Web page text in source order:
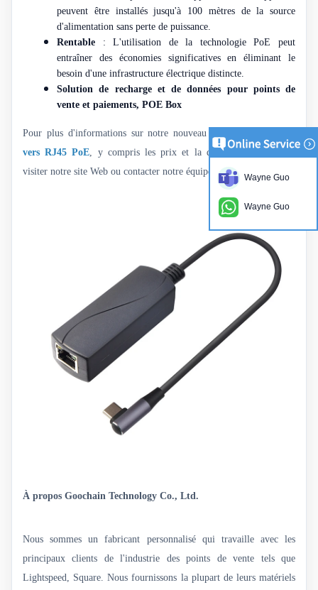
peuvent être installés jusqu'à 100 mètres de la source
d'alimentation sans perte de puissance.
Rentable
: L'utilisation de la technologie PoE peut
entraîner des économies significatives en éliminant le
besoin d'une infrastructure électrique distincte.
Solution de recharge et de données pour points de
vente et paiements, POE Box
Pour plus d'informations sur notre nouveau
vers RJ45 PoE , y compris les prix et la disponibilité, veuillez
visiter notre site Web ou contacter notre équipe commerciale.
À propos Goochain Technology Co., Ltd.
Nous sommes un fabricant personnalisé qui travaille avec les
principaux clients de l'industrie des points de vente tels que
Lightspeed, Square. Nous fournissons la plupart de leurs matériels
Wayne Guo
Wayne Guo